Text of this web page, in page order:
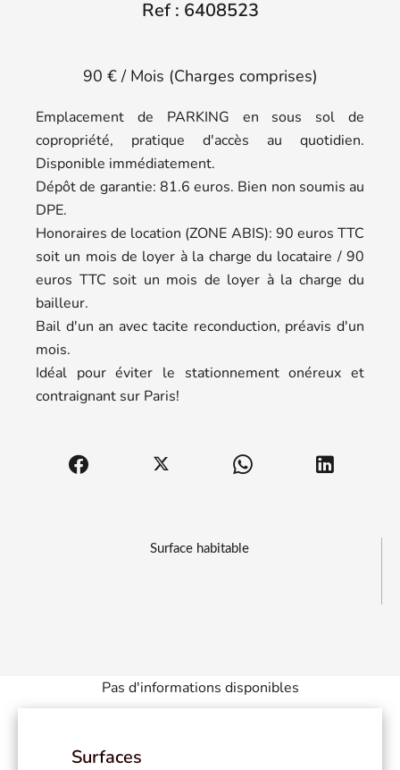
Surface habitable
Ref : 6408523
90 € / Mois (Charges comprises)
Emplacement de PARKING en sous sol de
copropriété, pratique d'accès au quotidien.
Disponible immédiatement.
Dépôt de garantie: 81.6 euros. Bien non soumis au
DPE.
Honoraires de location (ZONE ABIS): 90 euros TTC
soit un mois de loyer à la charge du locataire / 90
euros TTC soit un mois de loyer à la charge du
bailleur.
Bail d'un an avec tacite reconduction, préavis d'un
mois.
Idéal pour éviter le stationnement onéreux et
contraignant sur Paris!
Pas d'informations disponibles
Surfaces